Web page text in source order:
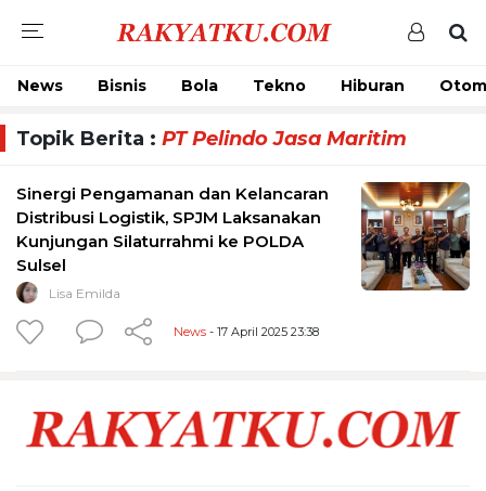
News Bisnis Bola Tekno Hiburan
Topik Berita : PT Pelindo Jasa Maritim
Sinergi Pengamanan dan Kelancaran
Distribusi Logistik, SPJM Laksanakan
Kunjungan Silaturrahmi ke POLDA
Sulsel
Lisa Emilda
News - 17 April 2025 23:38